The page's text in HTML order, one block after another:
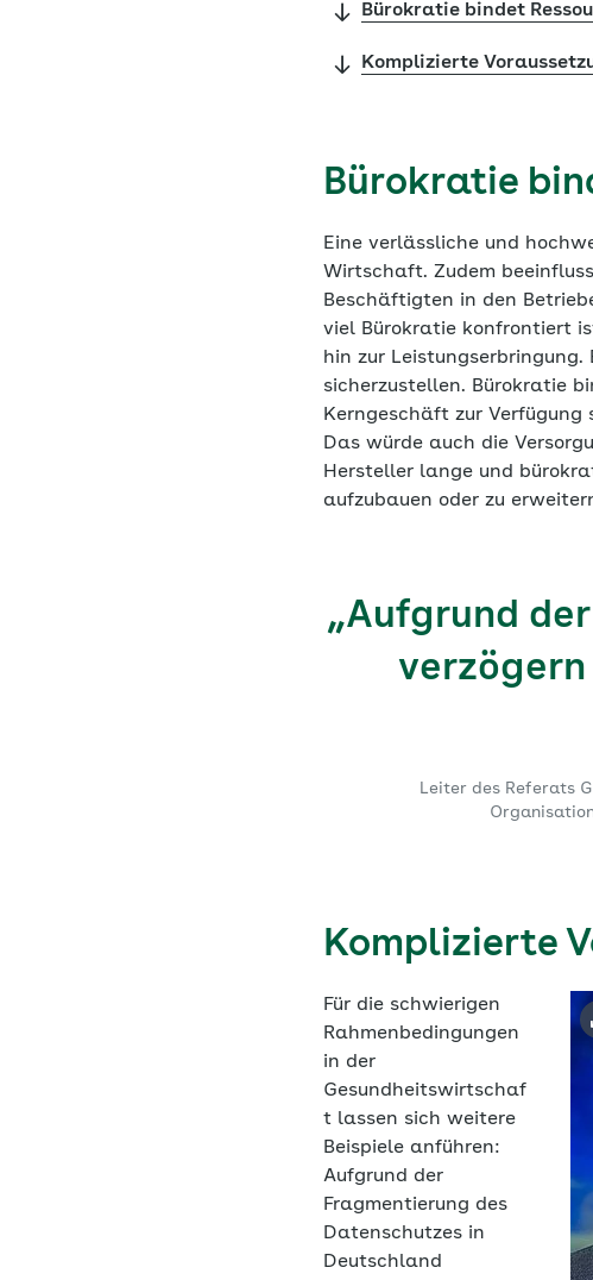
Bürokratie bindet
Komplizierte
Bürokratie
Eine verlässliche und
Wirtschaft. Zudem
Beschäftigten in den
viel Bürokratie konfrontiert
hin zur
sicherzustellen. Bürokratie
Kerngeschäft zur Verfügung
Das würde auch die
Hersteller lange und
aufzubauen oder zu
„Aufgrund
verzögern
Leiter des Referats
Komplizierte
Für die schwierigen
Rahmenbedingungen
in der
Gesundheitswirtschaf
t lassen sich weitere
Beispiele anführen:
Aufgrund der
Fragmentierung des
Datenschutzes in
Deutschland